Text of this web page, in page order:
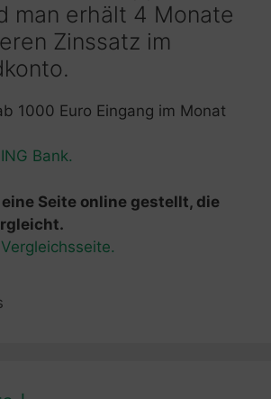
man erhält 4 Monate
Zinssatz im
1000 Euro Eingang im Monat
Bank.
eine Seite online gestellt, die